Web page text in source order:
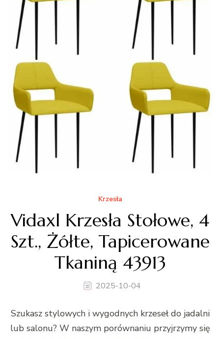
Krzesła
Vidaxl Krzesła Stołowe, 4
Szt., Żółte, Tapicerowane
Tkaniną 43913
2025-10-04
Szukasz stylowych i wygodnych krzeseł do jadalni
lub salonu? W naszym porównaniu przyjrzymy się